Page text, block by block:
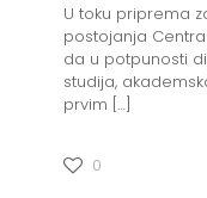
U toku priprema
postojanja
da u potpunosti
studija,
prvim […]
0